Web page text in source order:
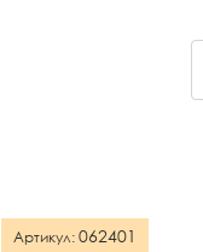
Артикул: 062401